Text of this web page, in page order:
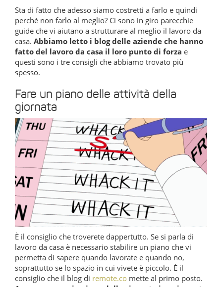
Sta di fatto che adesso siamo costretti a farlo e quindi
perché non farlo al meglio? Ci sono in giro parecchie
guide che vi aiutano a strutturare al meglio il lavoro da
casa. Abbiamo letto i blog delle aziende che hanno
fatto del lavoro da casa il loro punto di forza e
questi sono i tre consigli che abbiamo trovato più
spesso.
Fare un piano delle attività della
giornata
È il consiglio che troverete dappertutto. Se si parla di
lavoro da casa è necessario stabilire un piano che vi
permetta di sapere quando lavorate e quando no,
soprattutto se lo spazio in cui vivete è piccolo. È il
consiglio che il blog di remote.co mette al primo posto.